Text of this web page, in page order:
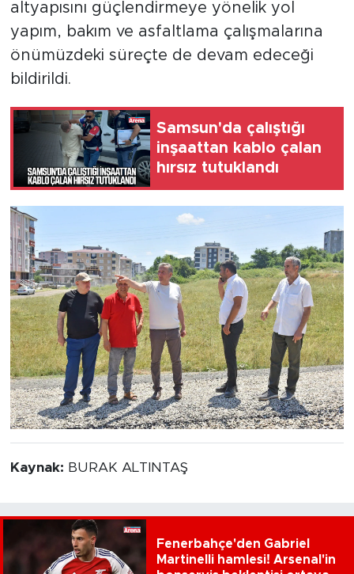
altyapısını güçlendirmeye yönelik yol
yapım, bakım ve asfaltlama çalışmalarına
önümüzdeki süreçte de devam edeceği
bildirildi.
Samsun'da çalıştığı
inşaattan kablo çalan
hırsız tutuklandı
Kaynak: BURAK ALTINTAŞ
Fenerbahçe'den Gabriel
Martinelli hamlesi! Arsenal'in